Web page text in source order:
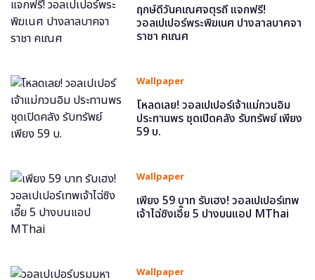
ฤกษ์ดีวันคเณศจตุรถี แจกฟรี!
วอลเปเปอร์พระพิฆเนศ ปางลาลบาคจา
ราชา คเณศ
Wallpaper
โหลดเลย! วอลเปเปอร์เจ้าแม่กวนอิม
ประทานพร ชุดเปิดคลัง รับทรัพย์ เพียง
59 บ.
Wallpaper
เพียง 59 บาท รับเฮง! วอลเปเปอร์เทพ
เจ้าไฉ่ซิงเอี๊ย 5 ปางบนแอป MThai
Wallpaper